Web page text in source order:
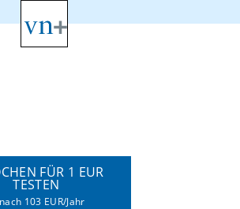
FÜR 1 EUR
TESTEN
103 EUR/Jahr